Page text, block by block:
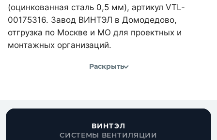
(оцинкованная сталь 0,5 мм), артикул VTL-
00175316. Завод ВИНТЭЛ в Домодедово,
отгрузка по Москве и МО для проектных и
монтажных организаций.
Раскрыть
ВИНТЭЛ
СИСТЕМЫ ВЕНТИЛЯЦИИ